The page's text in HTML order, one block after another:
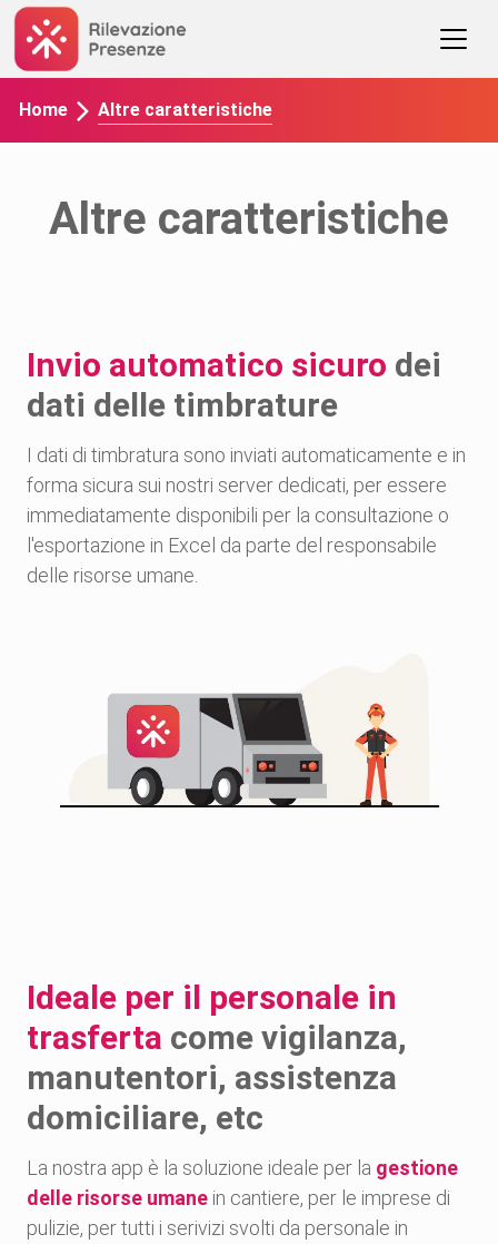
Home Altre caratteristiche
Altre caratteristiche
Invio automatico sicuro dei
dati delle timbrature
I dati di timbratura sono inviati automaticamente e in
forma sicura sui nostri server dedicati, per essere
immediatamente disponibili per la consultazione o
l'esportazione in Excel da parte del responsabile
delle risorse umane.
Ideale per il personale in
trasferta come vigilanza,
manutentori, assistenza
domiciliare, etc
La nostra app è la soluzione ideale per la gestione
delle risorse umane in cantiere, per le imprese di
pulizie, per tutti i serivizi svolti da personale in